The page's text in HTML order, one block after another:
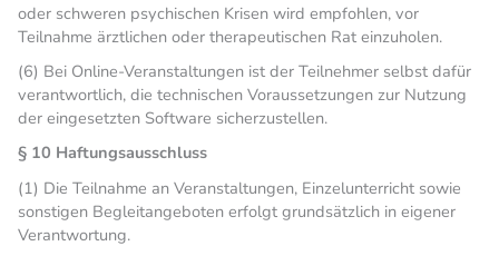
oder schweren psychischen Krisen wird empfohlen, vor
Teilnahme ärztlichen oder therapeutischen Rat einzuholen.
(6) Bei Online-Veranstaltungen ist der Teilnehmer selbst dafür
verantwortlich, die technischen Voraussetzungen zur Nutzung
der eingesetzten Software sicherzustellen.
§ 10 Haftungsausschluss
(1) Die Teilnahme an Veranstaltungen, Einzelunterricht sowie
sonstigen Begleitangeboten erfolgt grundsätzlich in eigener
Verantwortung.